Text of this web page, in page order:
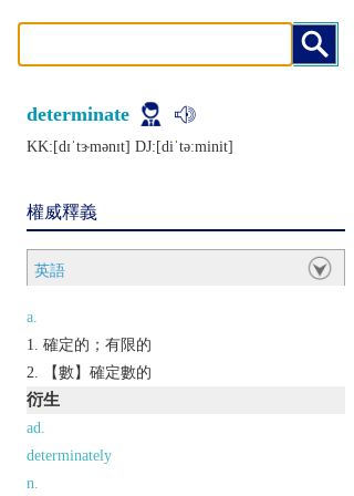
determinate
KK:[dɪˈtɝmǝnɪt] DJ:[diˈtǝːminit]
權威釋義
英語
a.
確定的；有限的
【數】確定數的
衍生
ad.
determinately
n.